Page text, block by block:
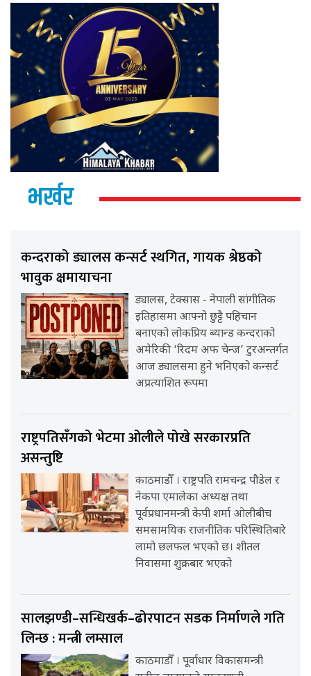
भर्खर
कन्दराको ड्यालस कन्सर्ट स्थगित, गायक श्रेष्ठको
भावुक क्षमायाचना
ड्यालस, टेक्सास - नेपाली सांगीतिक
इतिहासमा आफ्नो छुट्टै पहिचान
बनाएको लोकप्रिय ब्यान्ड कन्दराको
अमेरिकी ‘रिदम अफ चेन्ज’ टुरअन्तर्गत
आज ड्यालसमा हुने भनिएको कन्सर्ट
अप्रत्याशित रूपमा
राष्ट्रपतिसँगको भेटमा ओलीले पोखे सरकारप्रति
असन्तुष्टि
काठमाडौँ । राष्ट्रपति रामचन्द्र पौडेल र
नेकपा एमालेका अध्यक्ष तथा
पूर्वप्रधानमन्त्री केपी शर्मा ओलीबीच
समसामयिक राजनीतिक परिस्थितिबारे
लामो छलफल भएको छ। शीतल
निवासमा शुक्रबार भएको
सालझण्डी–सन्धिखर्क–ढोरपाटन सडक निर्माणले गति
लिन्छ : मन्त्री लम्साल
काठमाडौँ । पूर्वाधार विकासमन्त्री